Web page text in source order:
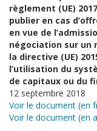
règlement (UE)
publier en cas
en vue de
négociation sur un
la directive (UE)
l’utilisation du
de capitaux ou du
12 septembre 2018
Voir le document (en
Voir le document (en